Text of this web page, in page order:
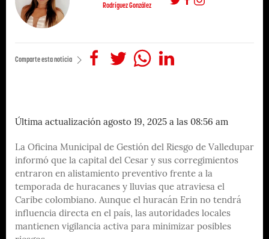
Rodríguez González
Comparte esta noticia
Última actualización agosto 19, 2025 a las 08:56 am
La Oficina Municipal de Gestión del Riesgo de Valledupar
informó que la capital del Cesar y sus corregimientos
entraron en alistamiento preventivo frente a la
temporada de huracanes y lluvias que atraviesa el
Caribe colombiano. Aunque el huracán Erin no tendrá
influencia directa en el país, las autoridades locales
mantienen vigilancia activa para minimizar posibles